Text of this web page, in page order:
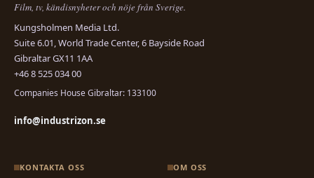
Film, tv, kändisnyheter och nöje från Sverige.
Kungsholmen Media Ltd.
Suite 6.01, World Trade Center, 6 Bayside Road
Gibraltar GX11 1AA
+46 8 525 034 00
Companies House Gibraltar: 133100
info@industrizon.se
KONTAKTA OSS OM OSS